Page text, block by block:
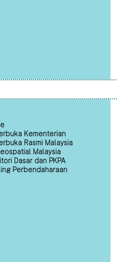
Kementerian
Rasmi Malaysia
Malaysia
Dasar dan PKPA
Perbendaharaan